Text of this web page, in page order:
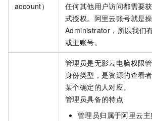
account）
任何其他用户访问都需要
式授权。阿里云账号就是
Administrator，所以我们
或主账号。
管理员是无影云电脑权限
身份类型，是资源的查看
某个确定的人对应。
管理员具备的特点
管理员归属于阿里云